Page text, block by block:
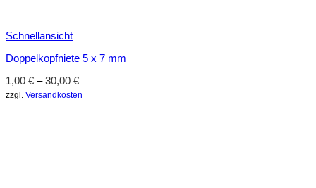
Schnellansicht
Doppelkopfniete 5 x 7 mm
1,00 € –30,00 €
zzgl. Versandkosten